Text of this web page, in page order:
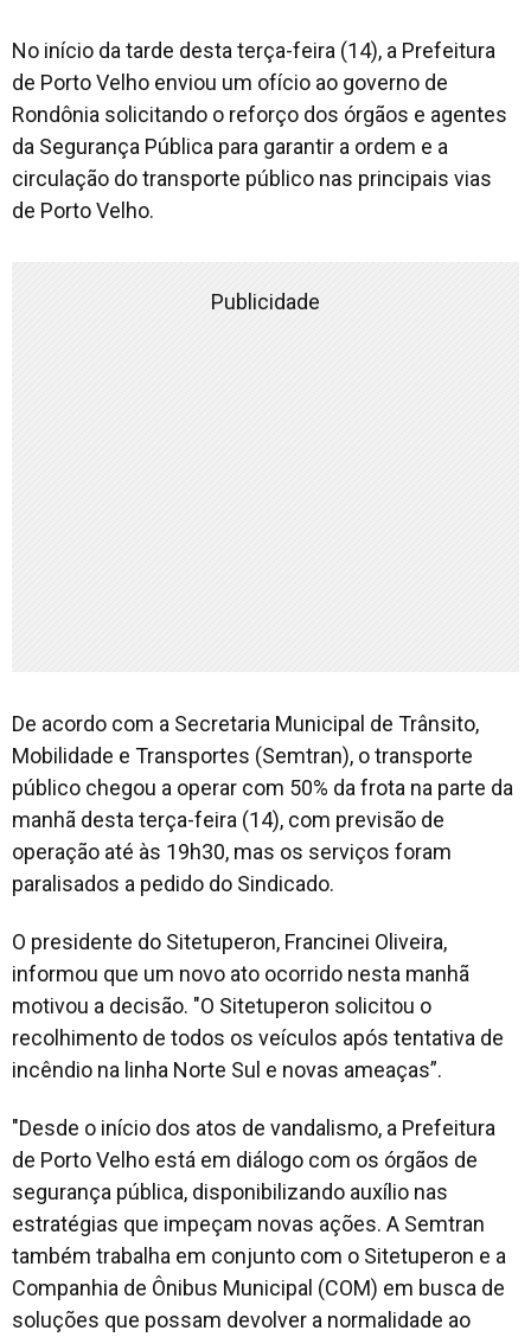
No início da tarde desta terça-feira (14), a Prefeitura
de Porto Velho enviou um ofício ao governo de
Rondônia solicitando o reforço dos órgãos e agentes
da Segurança Pública para garantir a ordem e a
circulação do transporte público nas principais vias
de Porto Velho.
Publicidade
De acordo com a Secretaria Municipal de Trânsito,
Mobilidade e Transportes (Semtran), o transporte
público chegou a operar com 50% da frota na parte da
manhã desta terça-feira (14), com previsão de
operação até às 19h30, mas os serviços foram
paralisados a pedido do Sindicado.
O presidente do Sitetuperon, Francinei Oliveira,
informou que um novo ato ocorrido nesta manhã
motivou a decisão. "O Sitetuperon solicitou o
recolhimento de todos os veículos após tentativa de
incêndio na linha Norte Sul e novas ameaças”.
"Desde o início dos atos de vandalismo, a Prefeitura
de Porto Velho está em diálogo com os órgãos de
segurança pública, disponibilizando auxílio nas
estratégias que impeçam novas ações. A Semtran
também trabalha em conjunto com o Sitetuperon e a
Companhia de Ônibus Municipal (COM) em busca de
soluções que possam devolver a normalidade ao